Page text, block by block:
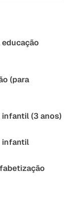
(para
infantil (3 anos)
infantil